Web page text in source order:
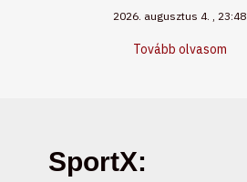
2026. augusztus 4. 23:48
Tovább olvasom
SportX: